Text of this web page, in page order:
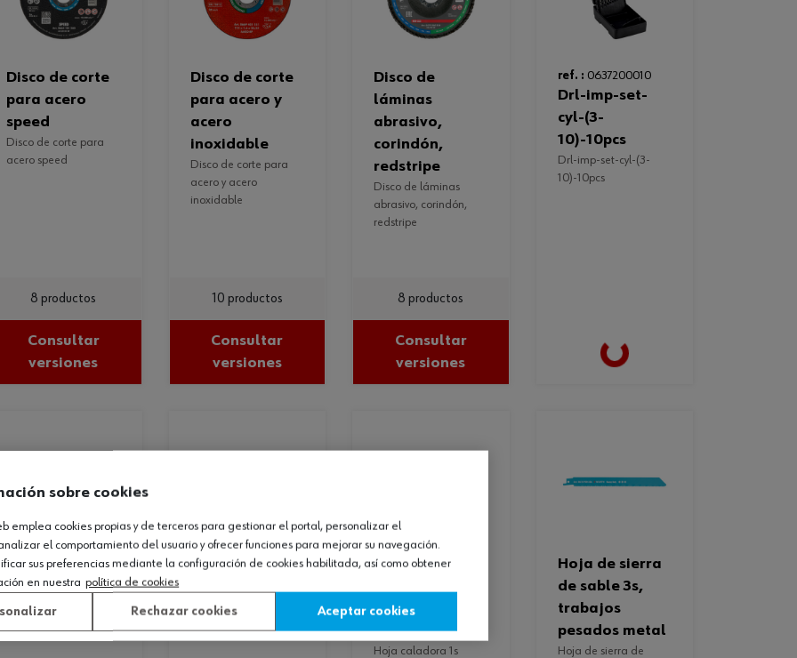
disco de corte
para acero
speed
disco de corte para
acero speed
8 productos
Consultar
versiones
disco de corte
para acero y
acero
inoxidable
disco de corte para
acero y acero
inoxidable
10 productos
Consultar
versiones
disco de
láminas
abrasivo,
corindón,
redstripe
disco de láminas
abrasivo, corindón,
redstripe
8 productos
Consultar
versiones
ref. : 0637200010
drl-imp-set-
cyl-(3-
10)-10pcs
drl-imp-set-cyl-(3-
10)-10pcs
Loading...
espiga a4
espiga a4
extensión para
extensión para sierra
cilíndrica
hoja caladora
varias capas y
lám. fi.
hoja caladora 1s
hoja de sierra
de sable 3s,
trabajos
pesados metal
hoja de sierra de
sobre cookies
emplea cookies propias y de terceros para gestionar el portal, personalizar el
el comportamiento del usuario y ofrecer funciones para mejorar su navegación.
sus preferencias mediante la configuración de cookies habilitada, así como obtener
en nuestra política de cookies
Rechazar cookies Aceptar cookies